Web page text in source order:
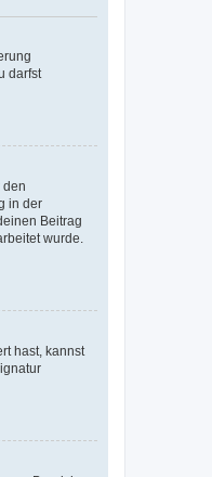
darfst
den
in der
Beitrag
wurde.
hast, kannst